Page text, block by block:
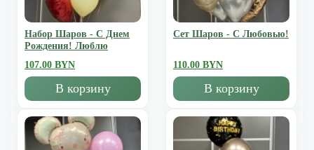
Набор Шаров - С Днем
Рождения! Люблю
107.00 BYN
В корзину
Сет Шаров - С Любовью!
110.00 BYN
В корзину